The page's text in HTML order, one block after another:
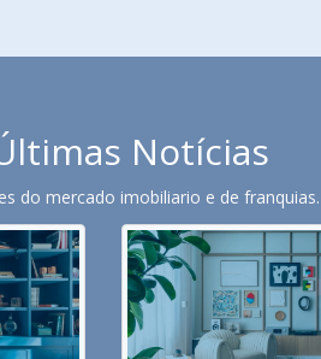
Notícias
do mercado imobiliario e de